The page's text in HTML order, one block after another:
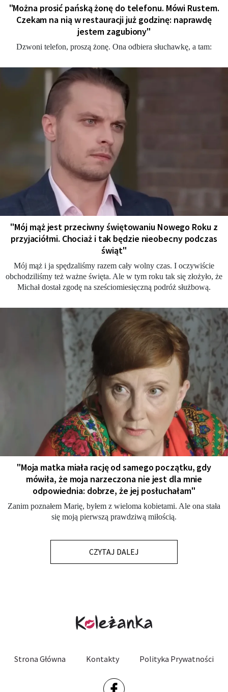
"Można prosić pańską żonę do telefonu. Mówi Rustem.
Czekam na nią w restauracji już godzinę: naprawdę
jestem zagubiony"
Dzwoni telefon, proszą żonę. Ona odbiera słuchawkę, a tam:
"Mój mąż jest przeciwny świętowaniu Nowego Roku z
przyjaciółmi. Chociaż i tak będzie nieobecny podczas
świąt"
Mój mąż i ja spędzaliśmy razem cały wolny czas. I oczywiście
obchodziliśmy też ważne święta. Ale w tym roku tak się złożyło, że
Michał dostał zgodę na sześciomiesięczną podróż służbową.
"Moja matka miała rację od samego początku, gdy
mówiła, że moja narzeczona nie jest dla mnie
odpowiednia: dobrze, że jej posłuchałam"
Zanim poznałem Marię, byłem z wieloma kobietami. Ale ona stała
się moją pierwszą prawdziwą miłością.
CZYTAJ DALEJ
Strona Główna Kontakty Polityka Prywatności